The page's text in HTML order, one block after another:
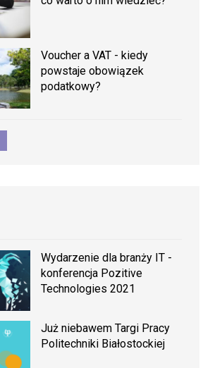
Voucher a VAT - kiedy
powstaje obowiązek
podatkowy?
Wydarzenie dla branży IT -
konferencja Pozitive
Technologies 2021
Już niebawem Targi Pracy
Politechniki Białostockiej